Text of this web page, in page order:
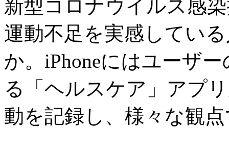
新型コロナウイルス感
運動不足を実感してい
か。iPhoneにはユーザ
る「ヘルスケア」アプ
動を記録し、様々な観